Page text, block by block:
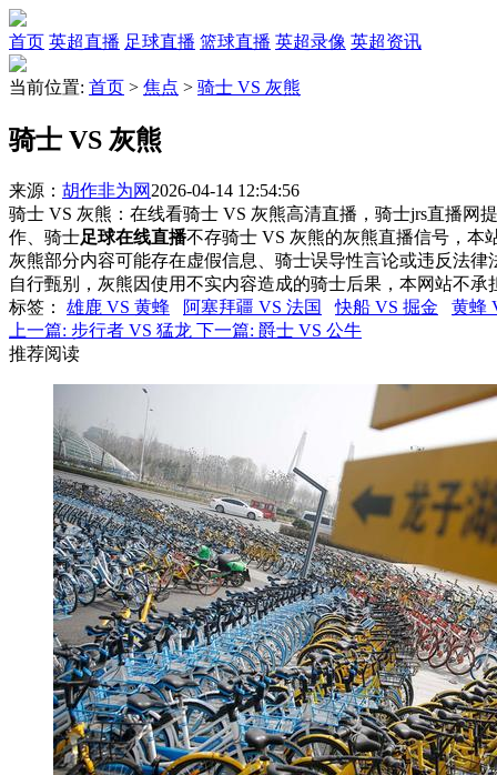
首页 英超直播 足球直播 篮球直播 英超录像 英超资讯
当前位置: 首页 > 焦点 > 骑士 VS 灰熊
骑士 VS 灰熊
来源： 胡作非为网 2026-04-14 12:54:56
骑士 VS 灰熊：在线看骑士 VS 灰熊高清直播，骑士jrs直播网
作、骑士足球在线直播不存骑士 VS 灰熊的灰熊直播信号，本
灰熊部分内容可能存在虚假信息、骑士误导性言论或违反法律
自行甄别，灰熊因使用不实内容造成的骑士后果，本网站不承
标签 ： 雄鹿 VS 黄蜂 阿塞拜疆 VS 法国 快船 VS 掘金
黄蜂
上一篇: 步行者 VS 猛龙 下一篇: 爵士 VS 公牛
推荐阅读